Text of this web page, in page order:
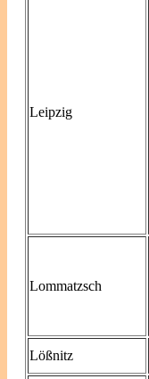
Leipzig
Lommatzsch
Lößnitz